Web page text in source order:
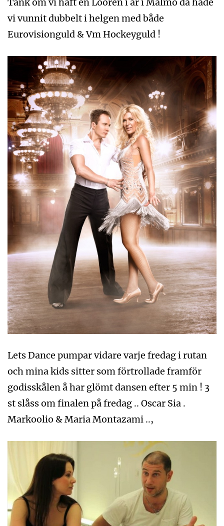
Tänk om vi haft en Looren i år i Malmö då hade
vi vunnit dubbelt i helgen med både
Eurovisionguld & Vm Hockeyguld !
Lets Dance pumpar vidare varje fredag i rutan
och mina kids sitter som förtrollade framför
godisskålen å har glömt dansen efter 5 min ! 3
st slåss om finalen på fredag .. Oscar Sia .
Markoolio & Maria Montazami ..,